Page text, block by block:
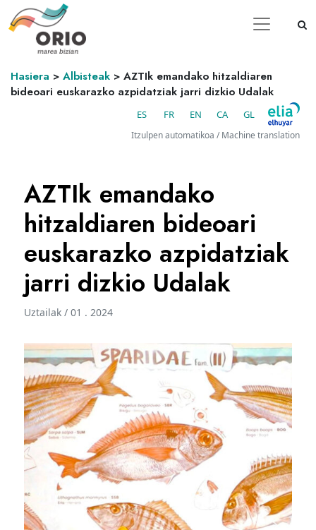
Hasiera > Albisteak > AZTIk emandako hitzaldiaren
bideoari euskarazko azpidatziak jarri dizkio Udalak
ES FR EN CA GL
Itzulpen automatikoa / Machine translation
AZTIk emandako
hitzaldiaren bideoari
euskarazko azpidatziak
jarri dizkio Udalak
Uztailak / 01 . 2024